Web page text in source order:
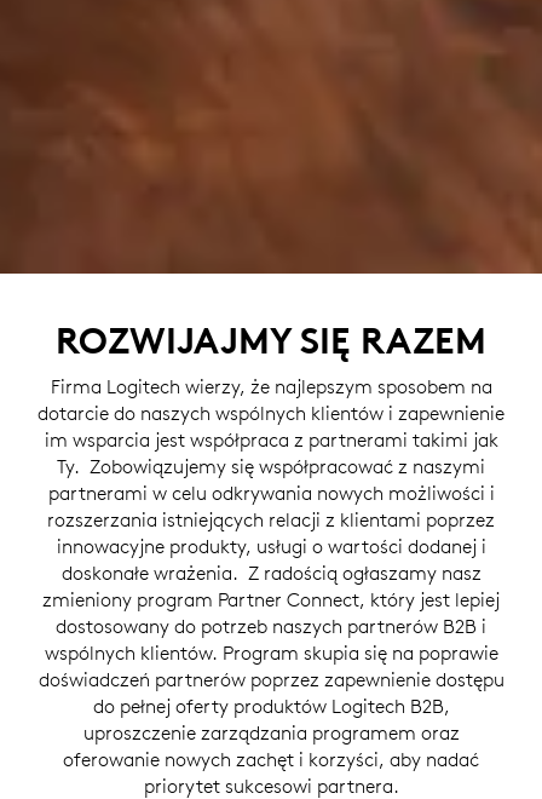
ROZWIJAJMY SIĘ RAZEM
Firma Logitech wierzy, że najlepszym sposobem na
dotarcie do naszych wspólnych klientów i zapewnienie
im wsparcia jest współpraca z partnerami takimi jak
Ty. Zobowiązujemy się współpracować z naszymi
partnerami w celu odkrywania nowych możliwości i
rozszerzania istniejących relacji z klientami poprzez
innowacyjne produkty, usługi o wartości dodanej i
doskonałe wrażenia. Z radością ogłaszamy nasz
zmieniony program Partner Connect, który jest lepiej
dostosowany do potrzeb naszych partnerów B2B i
wspólnych klientów. Program skupia się na poprawie
doświadczeń partnerów poprzez zapewnienie dostępu
do pełnej oferty produktów Logitech B2B,
uproszczenie zarządzania programem oraz
oferowanie nowych zachęt i korzyści, aby nadać
priorytet sukcesowi partnera.